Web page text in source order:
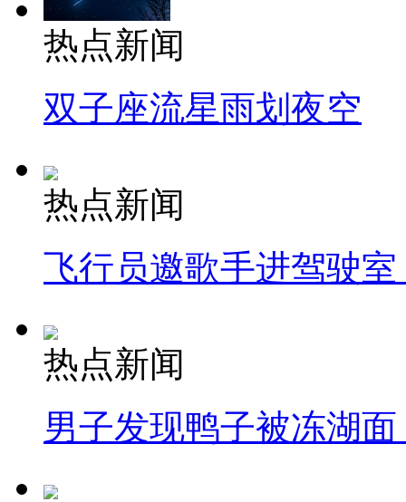
热点新闻
双子座流星雨划夜空
热点新闻
飞行员邀歌手进驾驶
热点新闻
男子发现鸭子被冻湖